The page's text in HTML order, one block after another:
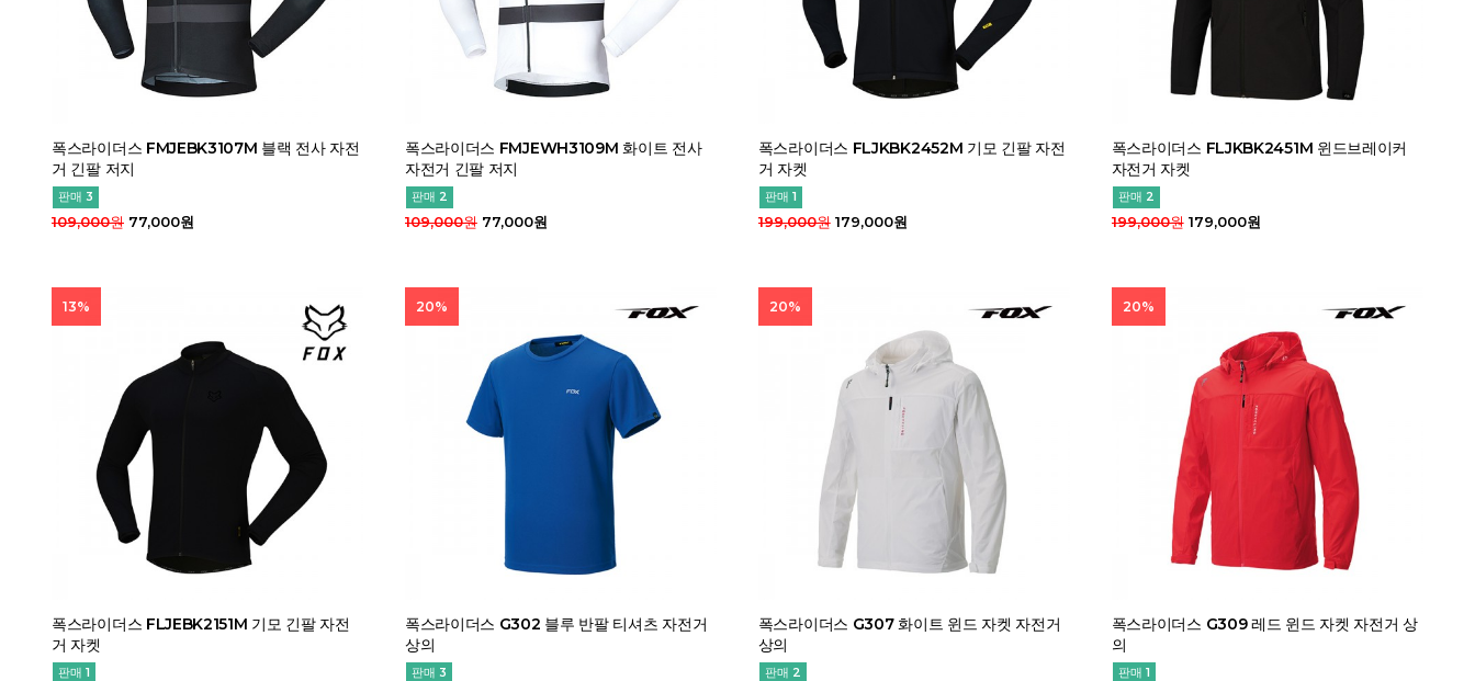
폭스라이더스 FMJEBK3107M 블랙 전사 자전
거 긴팔 저지
판매 3
109,000원 77,000원
폭스라이더스 FMJEWH3109M 화이트 전사
자전거 긴팔 저지
판매 2
109,000원77,000원
폭스라이더스 FLJKBK2452M 기모 긴팔 자전
거 자켓
판매 1
199,000원179,000원
폭스라이더스 FLJKBK2451M 윈드브레이커
자전거 자켓
판매 2
199,000원179,000원
폭스라이더스 FLJEBK2151M 기모 긴팔 자전
거 자켓
판매 1
13%
폭스라이더스 G302 블루 반팔 티셔츠 자전거
상의
판매 3
20%
폭스라이더스 G307 화이트 윈드 자켓 자전거
상의
판매 2
20%
폭스라이더스 G309 레드 윈드 자켓 자전거 상
의
판매 1
20%